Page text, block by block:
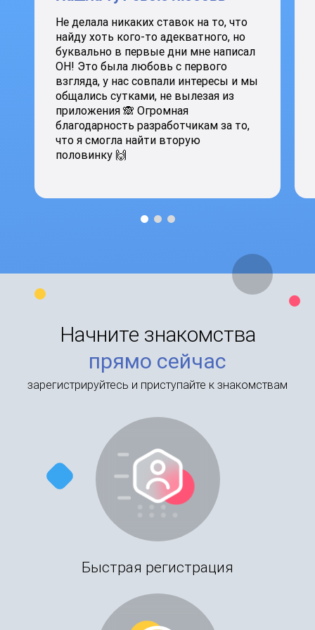
Не делала никаких ставок на то, что
найду хоть кого-то адекватного, но
буквально в первые дни мне написал
ОН! Это была любовь с первого
взгляда, у нас совпали интересы и мы
общались сутками, не вылезая из
приложения 🙈 Огромная
благодарность разработчикам за то,
что я смогла найти вторую
половинку 🙌
Начните знакомства
прямо сейчас
зарегистрируйтесь и приступайте к знакомствам
Быстрая регистрация